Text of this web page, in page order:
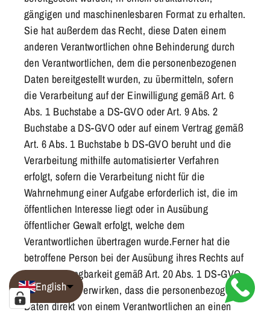
gängigen und maschinenlesbaren Format zu erhalten.
Sie hat außerdem das Recht, diese Daten einem
anderen Verantwortlichen ohne Behinderung durch
den Verantwortlichen, dem die personenbezogenen
Daten bereitgestellt wurden, zu übermitteln, sofern
die Verarbeitung auf der Einwilligung gemäß Art. 6
Abs. 1 Buchstabe a DS-GVO oder Art. 9 Abs. 2
Buchstabe a DS-GVO oder auf einem Vertrag gemäß
Art. 6 Abs. 1 Buchstabe b DS-GVO beruht und die
Verarbeitung mithilfe automatisierter Verfahren
erfolgt, sofern die Verarbeitung nicht für die
Wahrnehmung einer Aufgabe erforderlich ist, die im
öffentlichen Interesse liegt oder in Ausübung
öffentlicher Gewalt erfolgt, welche dem
Verantwortlichen übertragen wurde.Ferner hat die
betroffene Person bei der Ausübung ihres Rechts auf
Datenübertragbarkeit gemäß Art. 20 Abs. 1 DS-GVO
das Recht, zu erwirken, dass die personenbezogenen
Daten direkt von einem Verantwortlichen an einen
English